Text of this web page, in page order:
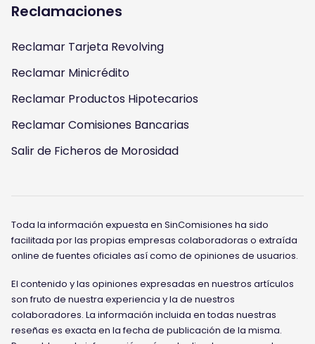
Reclamaciones
Reclamar Tarjeta Revolving
Reclamar Minicrédito
Reclamar Productos Hipotecarios
Reclamar Comisiones Bancarias
Salir de Ficheros de Morosidad
Toda la información expuesta en SinComisiones ha sido
facilitada por las propias empresas colaboradoras o extraída
online de fuentes oficiales así como de opiniones de usuarios.
El contenido y las opiniones expresadas en nuestros artículos
son fruto de nuestra experiencia y la de nuestros
colaboradores. La información incluida en todas nuestras
reseñas es exacta en la fecha de publicación de la misma.